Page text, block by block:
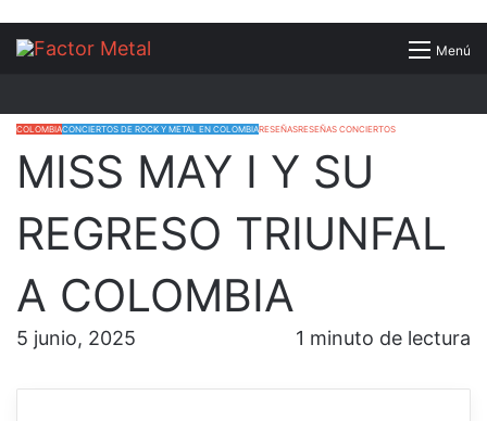
Menú
Buscar
COLOMBIACONCIERTOS DE ROCK Y METAL EN COLOMBIARESEÑASRESEÑAS CONCIERTOS
MISS MAY I Y SU
REGRESO TRIUNFAL
A COLOMBIA
5 junio, 2025 1 minuto de lectura